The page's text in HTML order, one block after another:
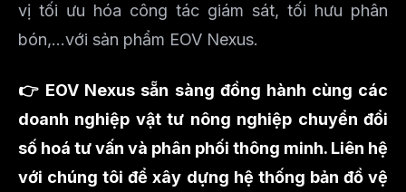
vị tối ưu hóa công tác giám sát, tối hưu phân
bón,...với sản phẩm EOV Nexus.
👉 EOV Nexus sẵn sàng đồng hành cùng các
doanh nghiệp vật tư nông nghiệp chuyển đổi
số hoá tư vấn và phân phối thông minh. Liên hệ
với chúng tôi để xây dựng hệ thống bản đồ vệ